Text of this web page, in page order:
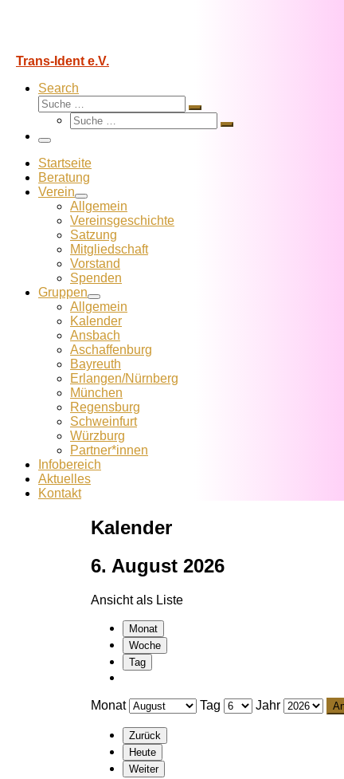
Trans-Ident e.V.
Search
Suche
Suche
Suche
Suche
Menü
Startseite
Beratung
Verein
Allgemein
Vereins­geschichte
Satzung
Mitglied­schaft
Vorstand
Spenden
Gruppen
Allgemein
Kalender
Ansbach
Aschaffenburg
Bayreuth
Erlangen/Nürnberg
München
Regensburg
Schweinfurt
Würzburg
Partner*innen
Infobereich
Aktuelles
Kontakt
Kalender
6. August 2026
Ansicht als Liste
Monat
Woche
Tag
Monat Tag Jahr
Zurück
Heute
Weiter